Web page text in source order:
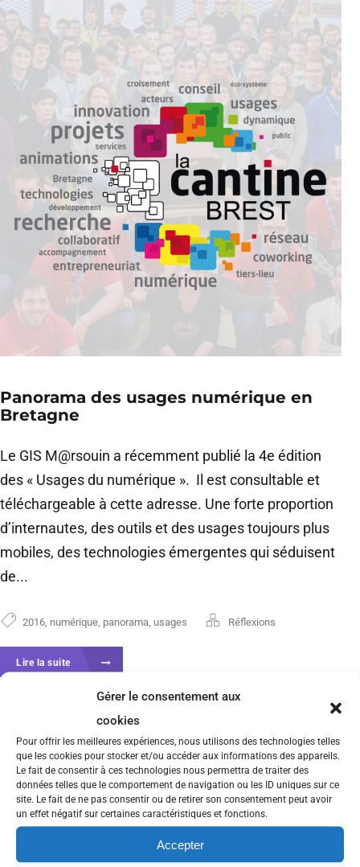
Gérer le consentement aux
cookies
Pour offrir les meilleures expériences, nous utilisons des technologies telles
que les cookies pour stocker et/ou accéder aux informations des appareils.
Le fait de consentir à ces technologies nous permettra de traiter des
données telles que le comportement de navigation ou les ID uniques sur ce
site. Le fait de ne pas consentir ou de retirer son consentement peut avoir
un effet négatif sur certaines caractéristiques et fonctions.
Accepter
Panorama des usages numérique en
Bretagne
Le GIS M@rsouin a récemment publié la 4e édition
des « Usages du numérique ». Il est consultable et
téléchargeable à cette adresse. Une forte proportion
d’internautes, des outils et des usages toujours plus
mobiles, des technologies émergentes qui séduisent
de...
2016 numérique panorama usages Réflexions
Lire la suite